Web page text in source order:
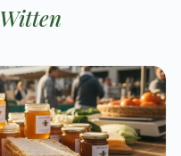
Witten